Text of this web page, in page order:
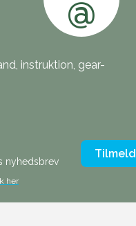
@
instruktion, gear-
nyhedsbrev
her
Tilmeld